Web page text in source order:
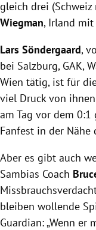
gleich drei (Schweiz
Wiegman, Irland mit
Lars Söndergaard,
bei Salzburg, GAK,
Wien tätig, ist für
viel Druck von
am Tag vor dem
Fanfest in der Nähe
Aber es gibt auch
Sambias Coach
bleiben wollende
Guardian: „Wenn